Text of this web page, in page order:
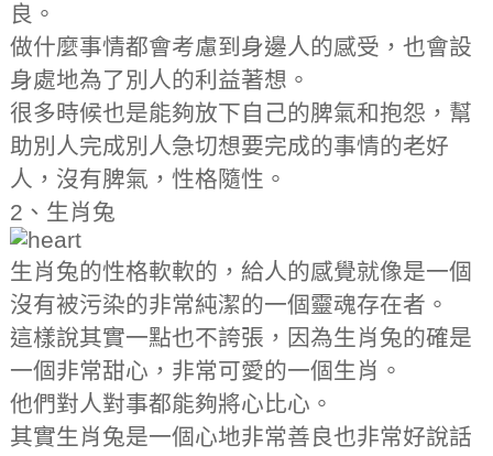
良。
做什麼事情都會考慮到身邊人的感受，也會設
身處地為了別人的利益著想。
很多時候也是能夠放下自己的脾氣和抱怨，幫
助別人完成別人急切想要完成的事情的老好
人，沒有脾氣，性格隨性。
2、生肖兔
生肖兔的性格軟軟的，給人的感覺就像是一個
沒有被污染的非常純潔的一個靈魂存在者。
這樣說其實一點也不誇張，因為生肖兔的確是
一個非常甜心，非常可愛的一個生肖。
他們對人對事都能夠將心比心。
其實生肖兔是一個心地非常善良也非常好說話